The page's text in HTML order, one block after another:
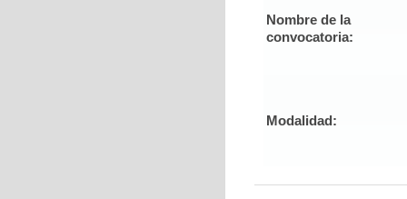
Nombre de la
convocatoria:
Modalidad: